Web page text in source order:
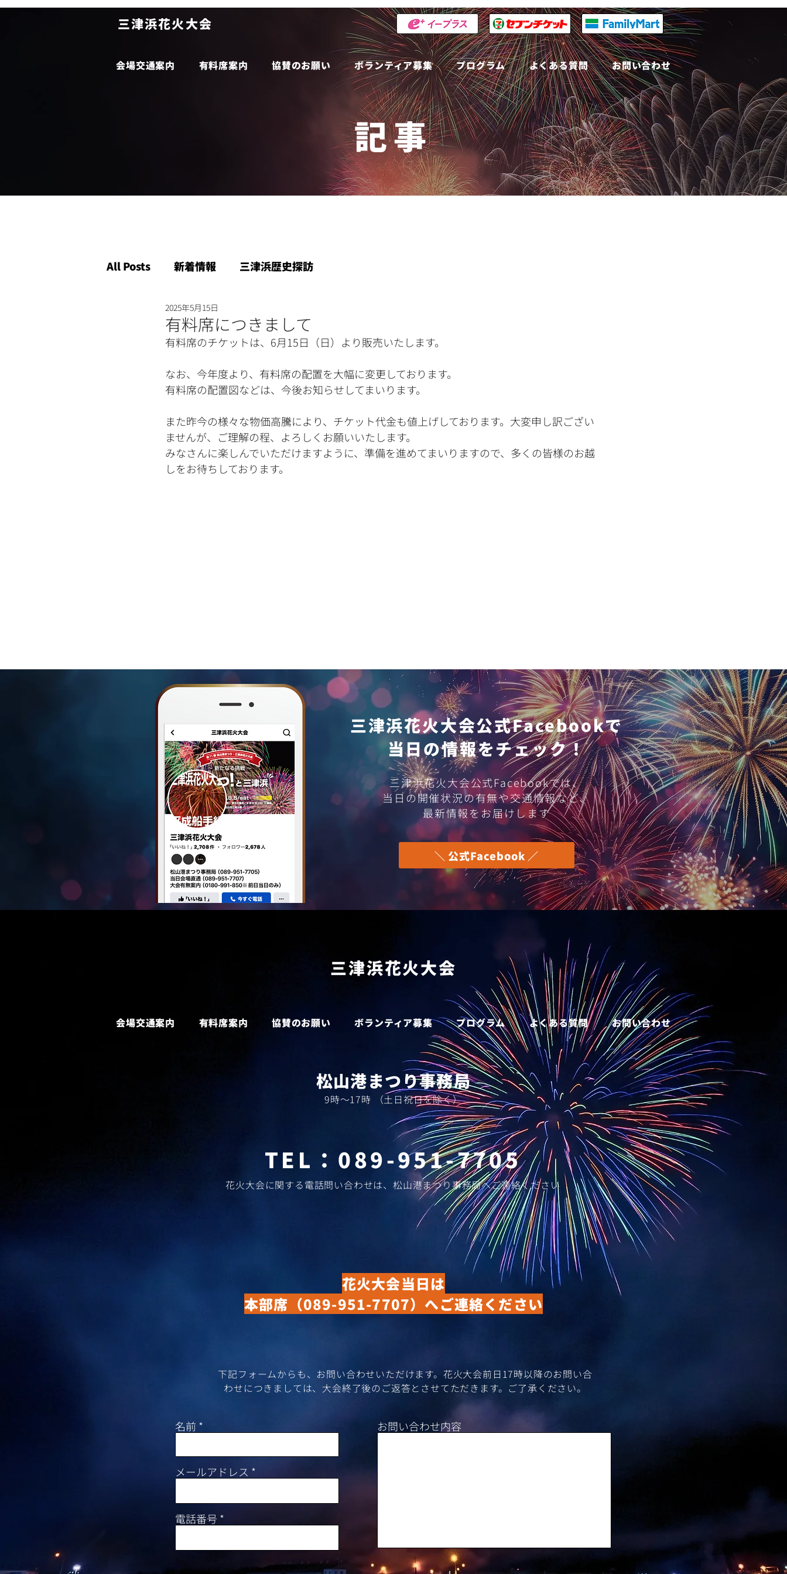
​三津浜花火大会
会場交通案内 有料席案内 協賛のお願い ボランティア募集 プログラム よくある質問 お問い合わせ
記事
All Posts 新着情報 三津浜歴史探訪
有料席につきまして
2025年5月15日
有料席のチケットは、6月15日（日）より販売いたします。
なお、今年度より、有料席の配置を大幅に変更しております。
有料席の配置図などは、今後お知らせしてまいります。
また昨今の様々な物価高騰により、チケット代金も値上げしております。大変申し訳ござい
ませんが、ご理解の程、よろしくお願いいたします。
みなさんに楽しんでいただけますように、準備を進めてまいりますので、多くの皆様のお越
しをお待ちしております。
落とし物について
第74回松山港まつり振興会・
花火大会開催御礼
第74回松山港まつり・三津浜
花火大会開催！
三津浜花火大会公式Facebookで
​当日の情報をチェック！
三津浜花火大会公式Facebookでは、
​当日の開催状況の有無や交通情報など、
最新情報をお届けします
＼ 公式Facebook ／
​三津浜花火大会
会場交通案内 有料席案内 協賛のお願い ボランティア募集 プログラム よくある質問 お問い合わせ
​松山港まつり事務局
​9時～17時 （土日祝日を除く）
​TEL： 089-951-7705
​花火大会に関する電話問い合わせは、松山港まつり事務局へご連絡ください
花火大会当日は
本部席 （089-951-7707）へご連絡ください
​下記フォームからも、お問い合わせいただけます。花火大会前日17時以降のお問い合
わせにつきましては、​大会終了後のご返答とさせてただきます。ご了承ください。
名前
メールアドレス
電話番号
お問い合わせ内容